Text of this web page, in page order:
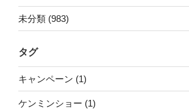
未分類 (983)
タグ
キャンペーン (1)
ケンミンショー (1)